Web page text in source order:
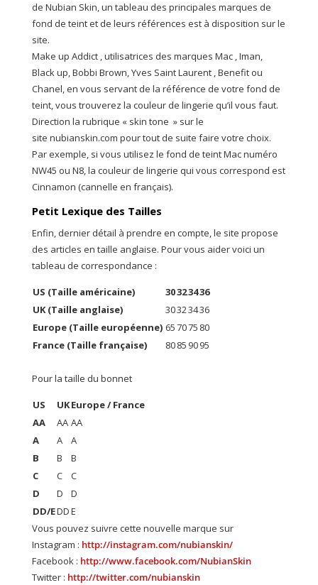
de Nubian Skin, un tableau des principales marques de
fond de teint et de leurs références est à disposition sur le
site.
Make up Addict , utilisatrices des marques Mac , Iman,
Black up, Bobbi Brown, Yves Saint Laurent , Benefit ou
Chanel, en vous servant de la référence de votre fond de
teint, vous trouverez la couleur de lingerie qu’il vous faut.
Direction la rubrique « skin tone » sur le
site nubianskin.com pour tout de suite faire votre choix.
Par exemple, si vous utilisez le fond de teint Mac numéro
NW45 ou N8, la couleur de lingerie qui vous correspond est
Cinnamon (cannelle en français).
Petit Lexique des Tailles
Enfin, dernier détail à prendre en compte, le site propose
des articles en taille anglaise. Pour vous aider voici un
tableau de correspondance :
US (Taille américaine) 30323436
UK (Taille anglaise)
30323436
Europe (Taille européenne) 657075 80
France (Taille française)
8085 9095
Pour la taille du bonnet
US UKEurope / France
AA
AA AA
A
A
A
B
B
B
C
C
C
D
D
D
DD/EDDE
Vous pouvez suivre cette nouvelle marque sur
Instagram : http://instagram.com/nubianskin/
Facebook : http://www.facebook.com/NubianSkin
Twitter : http://twitter.com/nubianskin